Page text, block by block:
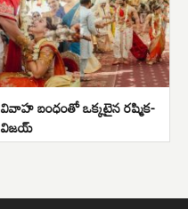
వివాహ బంధంతో ఒక్కటైన రష్మిక-
విజయ్